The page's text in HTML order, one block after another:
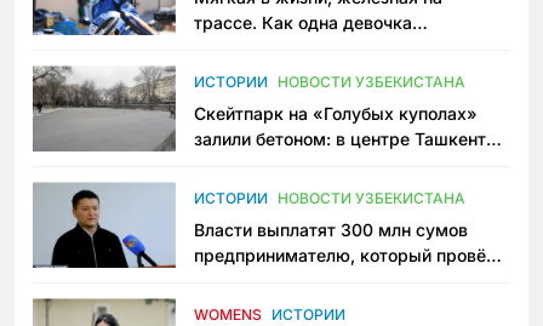
трассе. Как одна девочка
Узбекистане
ИСТОРИИ НОВОСТИ УЗБЕКИСТАНА
Скейтпарк на «Голубых куполах»
залили бетоном: в центре Ташкента
пространство
ИСТОРИИ НОВОСТИ УЗБЕКИСТАНА
Власти выплатят 300 млн сумов
предпринимателю, который провёл
приговору
WOMENS ИСТОРИИ